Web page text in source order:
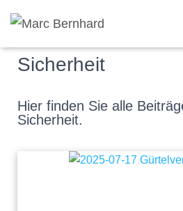
Sicherheit
Hier finden Sie alle
Sicherheit.